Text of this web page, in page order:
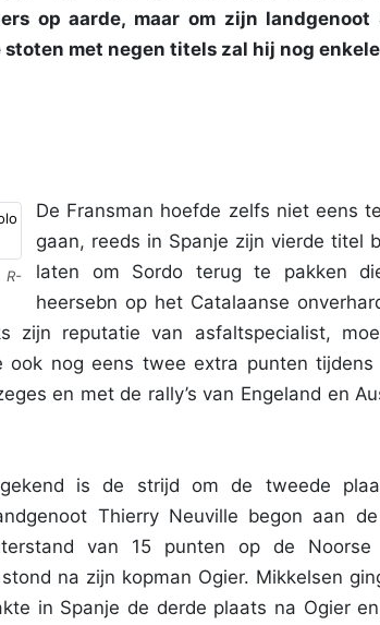
op aarde, maar om zijn landgenoot
met negen titels zal hij nog
R-
De Fransman hoefde zelfs niet eens
gaan, reeds in Spanje zijn vierde titel
laten om Sordo terug te pakken
heersebn op het Catalaanse
zijn reputatie van asfaltspecialist,
ook nog eens twee extra punten
en met de rally’s van Engeland en
is de strijd om de tweede
Thierry Neuville begon aan
van 15 punten op de Noorse
na zijn kopman Ogier. Mikkelsen
in Spanje de derde plaats na Ogier